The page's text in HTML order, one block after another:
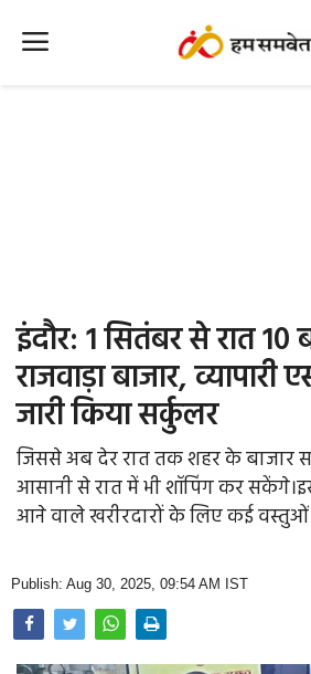
Office Office
Political Gossips
Farm & Food
Opinion
Photo Gallery
Home
इंदौर: 1 सितंबर से रात
राजवाड़ा बाजार, व्यापारी
जारी किया सर्कुलर
जिससे अब देर रात तक शहर के बाजार
आसानी से रात में भी शॉपिंग कर
आने वाले खरीरदारों के लिए कई वस्तुओं
Publish: Aug 30, 2025, 09:54 AM IST